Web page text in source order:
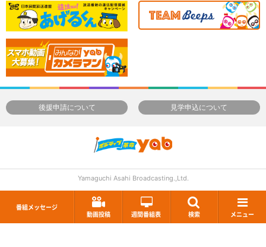
番組メッセージ
動画投稿
週間番組表 検索 メニュー
後援申請について 見学申込について
Yamaguchi Asahi Broadcasting.,Ltd.